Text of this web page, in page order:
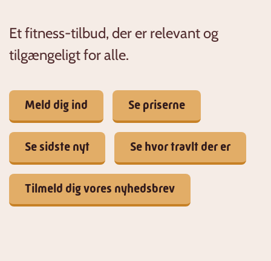
Et fitness-tilbud, der er relevant og
tilgængeligt for alle.
Meld dig ind Se priserne
Se sidste nyt Se hvor travlt der er
Tilmeld dig vores nyhedsbrev